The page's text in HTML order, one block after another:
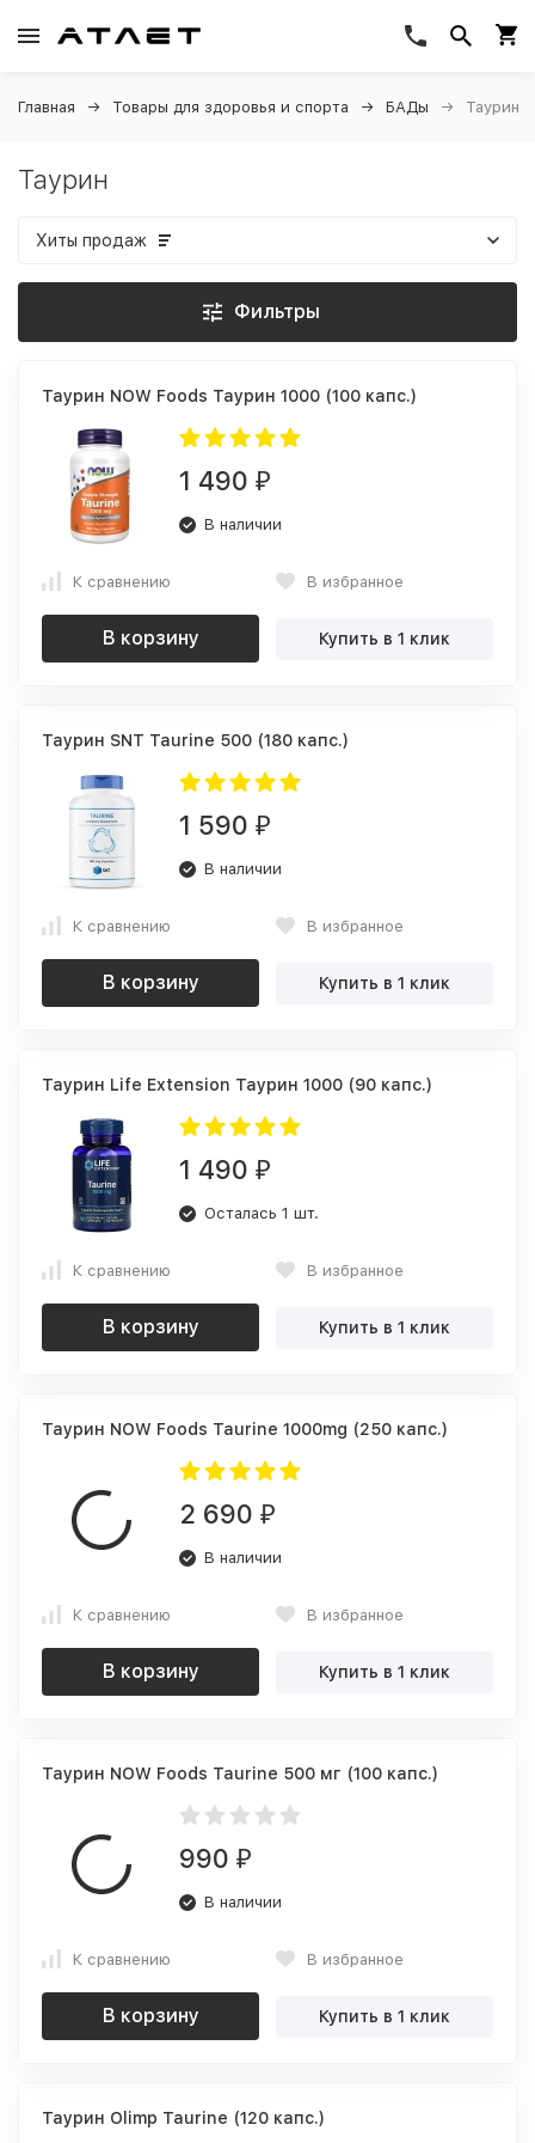
Главная Товары для здоровья и спорта БАДы Таурин
Таурин
Хиты продаж
Фильтры
Таурин NOW Foods Таурин 1000 (100 капс.)
1 490 ₽
В наличии
К сравнению В избранное
В корзину Купить в 1 клик
Таурин SNT Taurine 500 (180 капс.)
1 590 ₽
В наличии
К сравнению В избранное
В корзину Купить в 1 клик
Таурин Life Extension Таурин 1000 (90 капс.)
1 490 ₽
Осталась 1 шт.
К сравнению В избранное
В корзину Купить в 1 клик
Таурин NOW Foods Taurine 1000mg (250 капс.)
2 690 ₽
В наличии
К сравнению В избранное
В корзину Купить в 1 клик
Таурин NOW Foods Taurine 500 мг (100 капс.)
990 ₽
В наличии
К сравнению В избранное
В корзину Купить в 1 клик
Таурин Olimp Taurine (120 капс.)